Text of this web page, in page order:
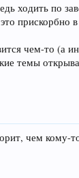
ходить по
прискорбно
чем-то (а
темы
чем кому-